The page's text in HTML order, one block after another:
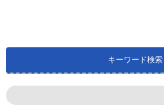
キーワード検索